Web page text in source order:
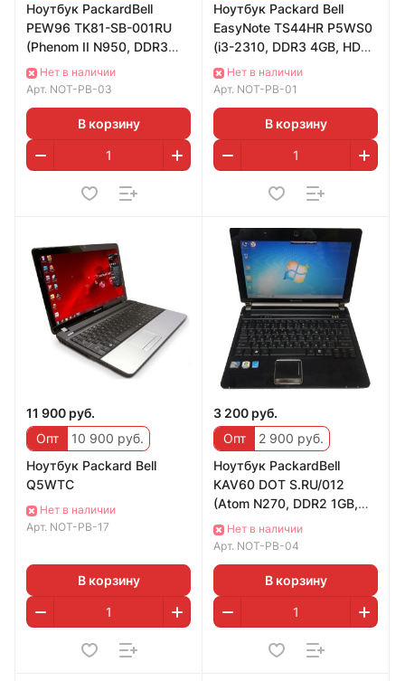
Ноутбук PackardBell
PEW96 TK81-SB-001RU
(Phenom II N950, DDR3
4GB, HDD 500GB, ATI
5650 )
Нет в наличии
Арт. NOT-PB-03
В корзину
Ноутбук Packard Bell
EasyNote TS44HR P5WS0
(i3-2310, DDR3 4GB, HDD
320GB, Intel HD 3000)
Нет в наличии
Арт. NOT-PB-01
В корзину
11 900 руб.
Опт
10 900 руб.
Ноутбук Packard Bell
Q5WTC
Нет в наличии
Арт. NOT-PB-17
В корзину
3 200 руб.
Опт
2 900 руб.
Ноутбук PackardBell
KAV60 DOT S.RU/012
(Atom N270, DDR2 1GB,
HDD 320GB)
Нет в наличии
Арт. NOT-PB-04
В корзину